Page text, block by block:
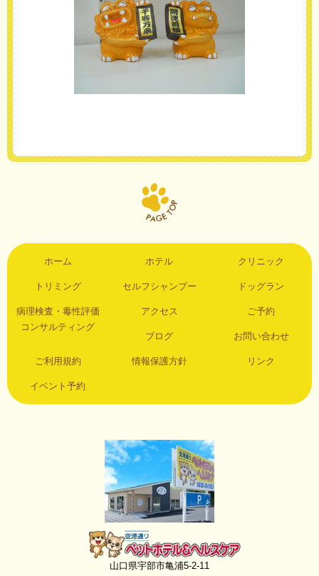
ホーム ホテル クリニック
トリミング セルフシャンプー ドッグラン
病理検査・毒性評価
コンサルティング
アクセス ご予約
ブログ お問い合わせ
ご利用規約 情報保護方針 リンク
イベント予約
空港通りペットホテル＆ヘルスケア
山口県宇部市亀浦5-2-11